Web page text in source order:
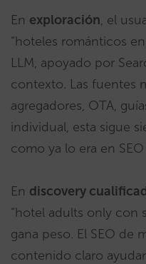
En exploración, el
“hoteles románticos
LLM, apoyado por
contexto. Las fuentes
agregadores, OTA,
individual, esta sigue
como ya lo era en
En discovery
“hotel adults only con
gana peso. El SEO de
contenido claro